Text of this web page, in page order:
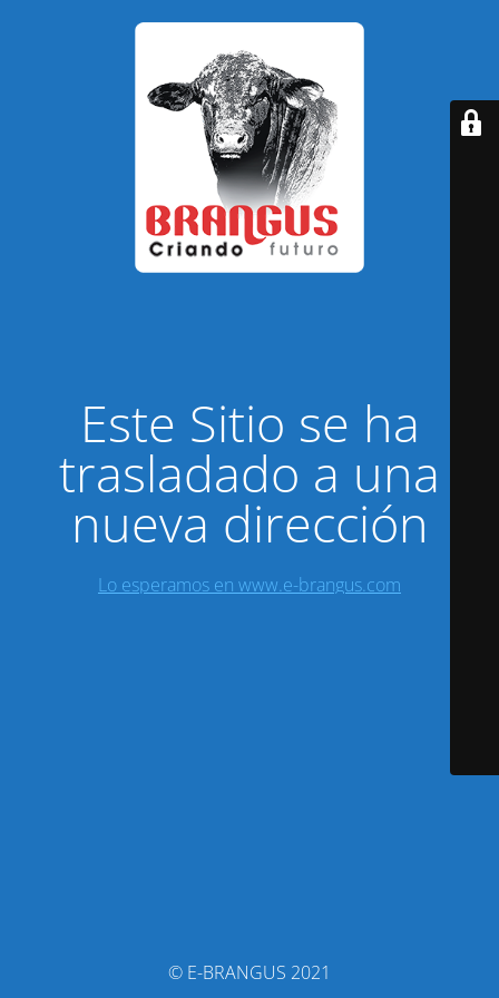
Este Sitio se ha
trasladado a una
nueva dirección
Lo esperamos en www.e-brangus.com
© E-BRANGUS 2021